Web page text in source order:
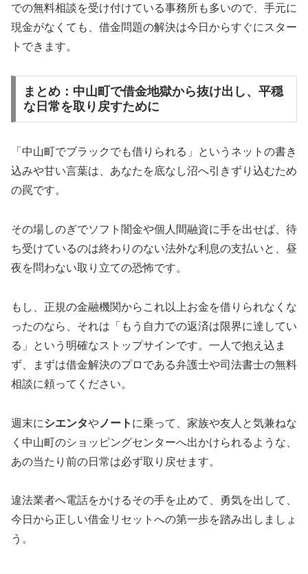
での無料相談を受け付けている事務所も多いので、手元に
現金がなくても、借金問題の解決は今日からすぐにスター
トできます。
まとめ：中山町で借金地獄から抜け出し、平穏
な日常を取り戻すために
「中山町でブラックでも借りられる」というネットの書き
込みや甘い言葉は、あなたを底なし沼へ引きずり込むため
の罠です。
その場しのぎでソフト闇金や個人間融資に手を出せば、待
ち受けているのは終わりのない法外な利息の支払いと、昼
夜を問わない取り立ての恐怖です。
もし、正規の金融機関からこれ以上お金を借りられなくな
ったのなら、それは「もう自力での返済は限界に達してい
る」という明確なストップサインです。一人で抱え込ま
ず、まずは借金解決のプロである弁護士や司法書士の無料
相談に頼ってください。
週末にシエンタや ノート に乗って、家族や友人と気兼ねな
く中山町のショッピングセンターへ出かけられるような、
あの当たり前の日常は必ず取り戻せます。
違法業者へ電話をかけるその手を止めて、勇気を出して、
今日から正しい借金リセットへの第一歩を踏み出しましょ
う。